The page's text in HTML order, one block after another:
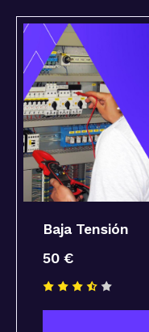
Baja Tensión
50 €